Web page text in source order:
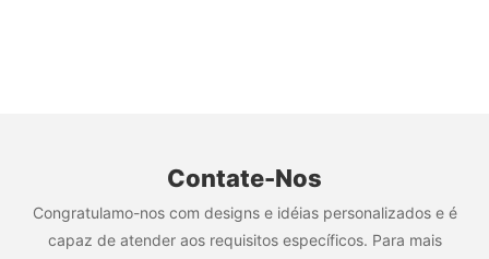
Contate-Nos
Congratulamo-nos com designs e idéias personalizados e é
capaz de atender aos requisitos específicos. Para mais